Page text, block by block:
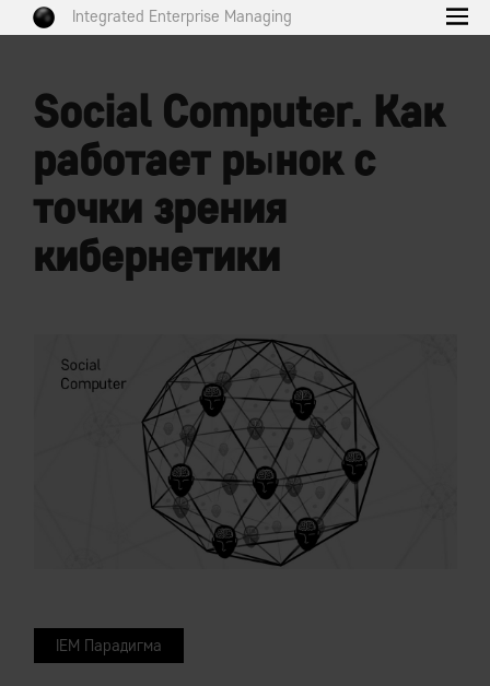
Integrated Enterprise Managing
Social Computer. Как
работает рынок с
точки зрения
кибернетики
IEM Парадигма